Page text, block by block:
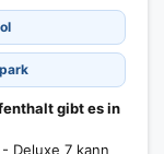
gibt es in
Deluxe 7 kann